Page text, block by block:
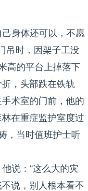
身体还可以，不愿
吊时，因架子工没
高的平台上掉落下
，头部跌在铁轨
术室的门前，他的
在重症监护室度过
，当时值班护士听
说：“这么大的灾
说，别人根本看不